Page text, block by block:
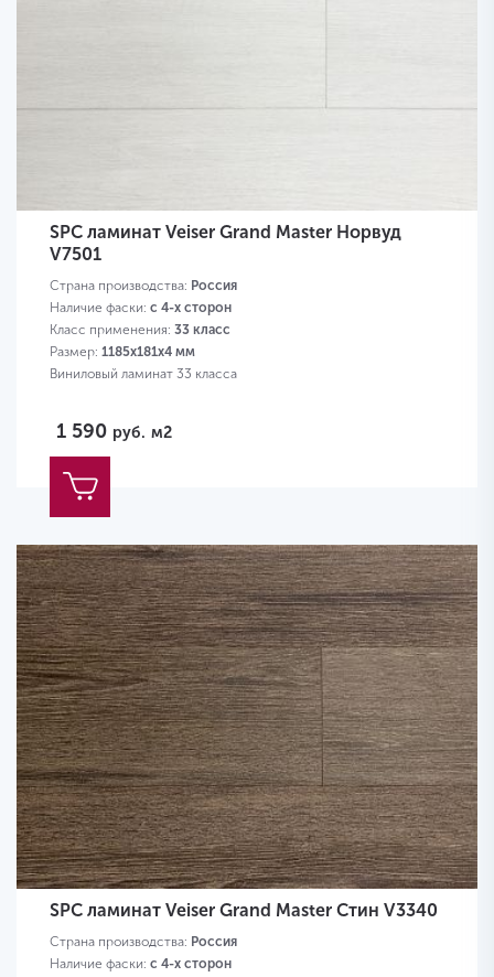
SPC ламинат Veiser Grand Master Норвуд
V7501
Страна производства: Россия
Наличие фаски: с 4-х сторон
Класс применения: 33 класс
Размер: 1185х181х4 мм
Виниловый ламинат 33 класса
1 590 руб. м2
SPC ламинат Veiser Grand Master Стин V3340
Страна производства: Россия
Наличие фаски: с 4-х сторон